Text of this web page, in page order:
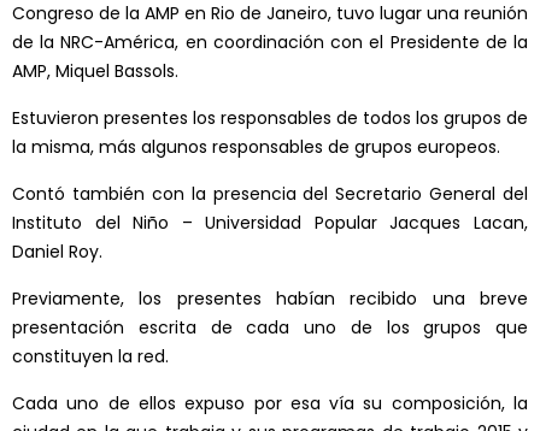
Congreso de la AMP en Rio de Janeiro, tuvo lugar una reunión
de la NRC-América, en coordinación con el Presidente de la
AMP, Miquel Bassols.
Estuvieron presentes los responsables de todos los grupos de
la misma, más algunos responsables de grupos europeos.
Contó también con la presencia del Secretario General del
Instituto del Niño – Universidad Popular Jacques Lacan,
Daniel Roy.
Previamente, los presentes habían recibido una breve
presentación escrita de cada uno de los grupos que
constituyen la red.
Cada uno de ellos expuso por esa vía su composición, la